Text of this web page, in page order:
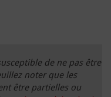
de ne pas être
noter que les
être partielles ou